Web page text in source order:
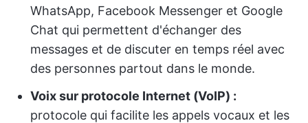
WhatsApp, Facebook Messenger et Google
Chat qui permettent d'échanger des
messages et de discuter en temps réel avec
des personnes partout dans le monde.
Voix sur protocole Internet (VoIP) :
protocole qui facilite les appels vocaux et les